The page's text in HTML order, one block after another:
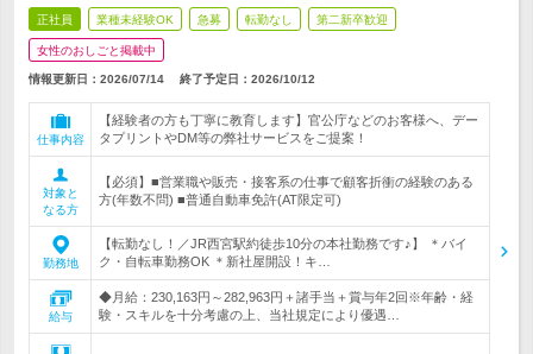
正社員 業種未経験OK 急募 転勤なし 第二新卒歓迎
女性のおしごと掲載中
情報更新日：2026/07/14 終了予定日： 2026/10/12
仕事内容
【経験者の方も丁寧に教育します】官公庁などのお客様へ、デー
タプリントやDM等の弊社サービスをご提案！
対象と
なる方
【必須】■営業職や販売・接客系の仕事で顧客折衝の経験のある
方(年数不問) ■普通自動車免許(AT限定可)
勤務地
【転勤なし！／JR西宮駅約徒歩10分の本社勤務です♪】 ＊バイ
ク・自転車勤務OK ＊新社屋開設！キ…
給与
◆月給：230,163円～282,963円＋諸手当＋賞与年2回※年齢・経
験・スキルを十分考慮の上、当社規定により優遇…